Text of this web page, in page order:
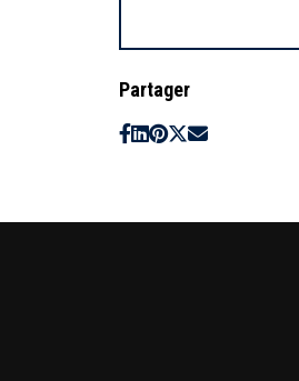
Partager